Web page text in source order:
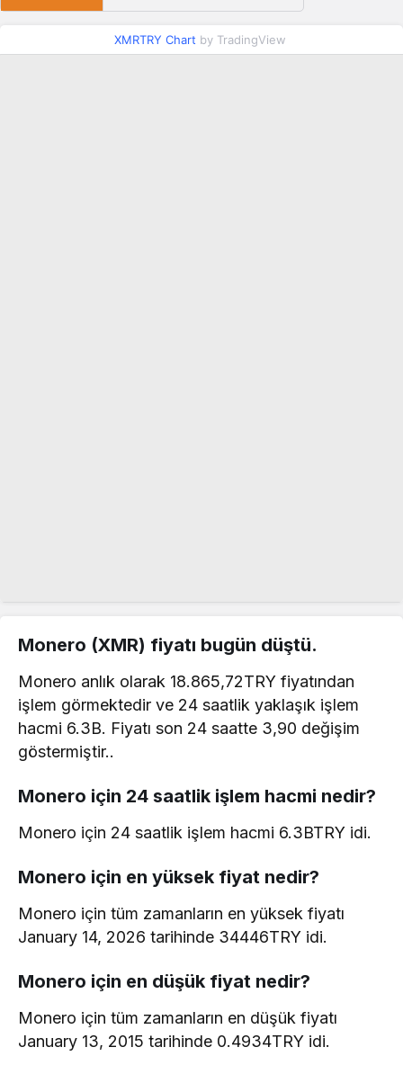
XMRTRY Chart by TradingView
Monero (XMR) fiyatı bugün düştü.
Monero anlık olarak 18.865,72TRY fiyatından
işlem görmektedir ve 24 saatlik yaklaşık işlem
hacmi 6.3B. Fiyatı son 24 saatte 3,90 değişim
göstermiştir..
Monero için 24 saatlik işlem hacmi nedir?
Monero için 24 saatlik işlem hacmi 6.3BTRY idi.
Monero için en yüksek fiyat nedir?
Monero için tüm zamanların en yüksek fiyatı
January 14, 2026 tarihinde 34446TRY idi.
Monero için en düşük fiyat nedir?
Monero için tüm zamanların en düşük fiyatı
January 13, 2015 tarihinde 0.4934TRY idi.